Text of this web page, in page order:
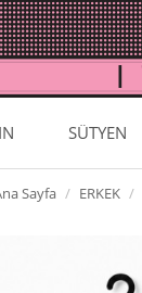
SÜTYEN
Sayfa ERKEK